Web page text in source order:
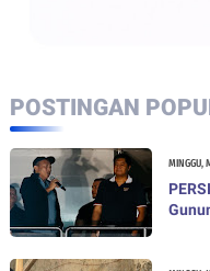
POSTINGAN
MINGGU,